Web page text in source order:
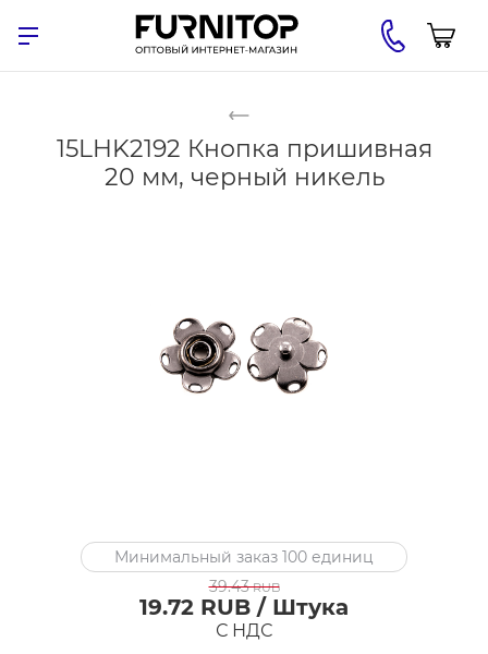
15LHK2192 Кнопка пришивная
20 мм, черный никель
15LHK2192
Кнопка
пришивная
Минимальный заказ 100 единиц
39.43RUB
19.72 RUB / Штука
С НДС